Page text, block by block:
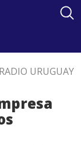
RADIO URUGUAY